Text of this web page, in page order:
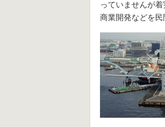
っていませんが
商業開発などを民